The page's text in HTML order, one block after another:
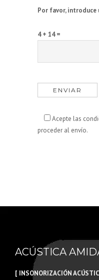
Por favor, introduce
4 + 14 =
Acepte las
proceder al envío.
ACÚSTICA
[ INSONORIZACIÓN